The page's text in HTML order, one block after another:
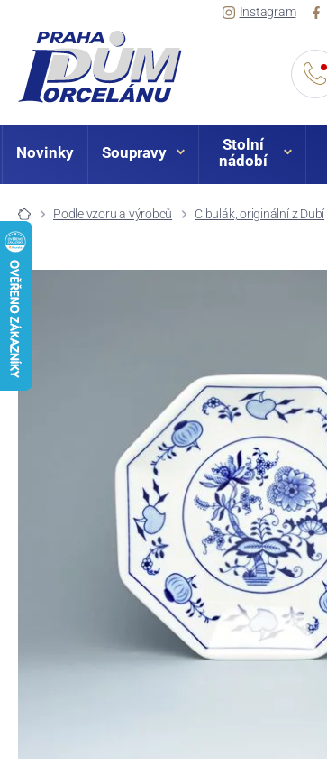
Instagram
Novinky Soupravy
Stolní
nádobí
Podle vzoru a výrobců Cibulák, originální z Dubí